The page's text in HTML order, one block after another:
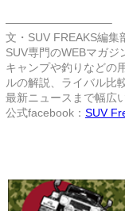
—————————–
文・SUV FREAKS編集
SUV専門のWEBマガジ
キャンプや釣りなどの
ルの解説、ライバル比
最新ニュースまで幅広
公式facebook： SUV